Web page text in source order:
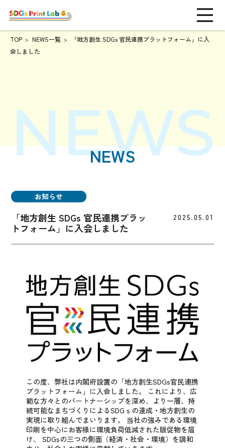
TOP NEWS一覧
「地方創生 SDGs 官民連携プラットフォーム」に入
会しました
NEWS
お知らせ
「地方創生 SDGs 官民連携プラッ
トフォーム」に入会しました
2025.05.01
この度、弊社は内閣府設置の「地方創生SDGs官民連携
プラットフォーム」に入会しました。
これにより、広
範な方々とのパートナーシップを深め、より一層、持
続可能なまちづくりによるSDGｓの達成・地方創生の
実現に取り組んでまいります。
当社の強みである環境
印刷を中心にお客様に環境負荷低減された販促物を届
け、
SDGsの三つの側面（経済・社会・環境）を調和